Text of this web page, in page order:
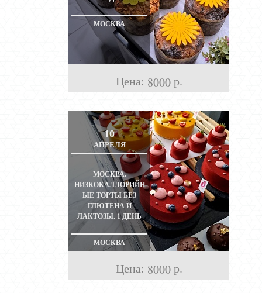
МОСКВА
Цена: 8000 р.
10
АПРЕЛЯ
МОСКВА.
НИЗКОКАЛЛОРИЙН
ЫЕ ТОРТЫ БЕЗ
ГЛЮТЕНА И
ЛАКТОЗЫ. 1 ДЕНЬ
МОСКВА
Цена: 8000 р.